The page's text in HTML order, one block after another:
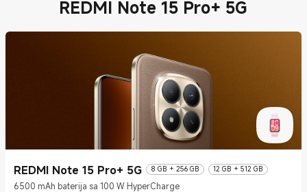
REDMI Note 15 Pro+ 5G
REDMI Note 15 Pro+ 5G 8 GB + 256 GB 12 GB + 512 GB
6500 mAh baterija sa 100 W HyperCharge